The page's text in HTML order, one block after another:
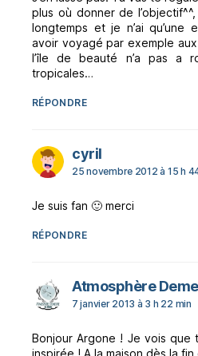
plus où donner de
longtemps et je n’ai qu’une
avoir voyagé par exemple aux
l’île de beauté n’a pas a
tropicales…
RÉPONDRE
cyrildit :
25 novembre 2012 à 15 h
Je suis fan 🙂 merci
RÉPONDRE
Atmosphère
7 janvier 2013 à 3 h 22 min
Bonjour Argone ! Je vois que
inspirée ! A la maison dès la